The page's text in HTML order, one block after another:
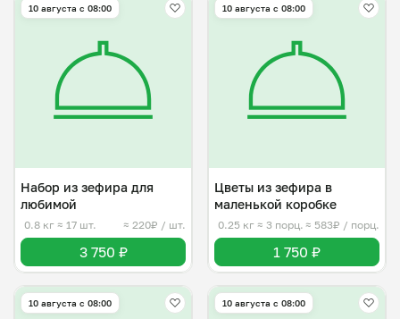
10 августа с 08:00
Набор из зефира для
любимой
0.8 кг ≈ 17 шт. ≈ 220₽ / шт.
3 750 ₽
10 августа с 08:00
Цветы из зефира в
маленькой коробке
0.25 кг ≈ 3 порц. ≈ 583₽ / порц.
1 750 ₽
10 августа с 08:00 10 августа с 08:00